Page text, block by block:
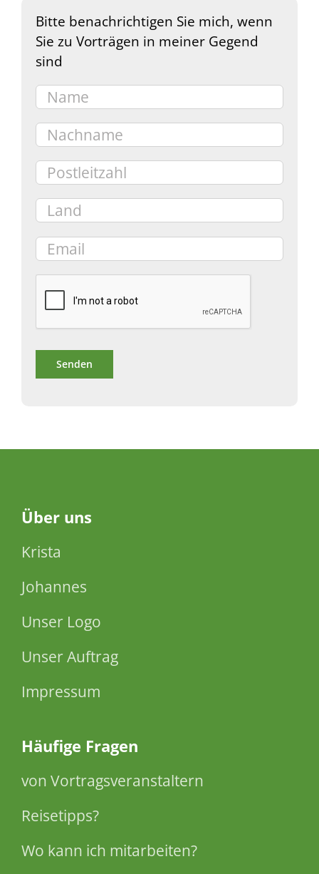
Bitte benachrichtigen Sie mich, wenn
Sie zu Vorträgen in meiner Gegend
sind
Über uns
Krista
Johannes
Unser Logo
Unser Auftrag
Impressum
Häufige Fragen
von Vortragsveranstaltern
Reisetipps?
Wo kann ich mitarbeiten?